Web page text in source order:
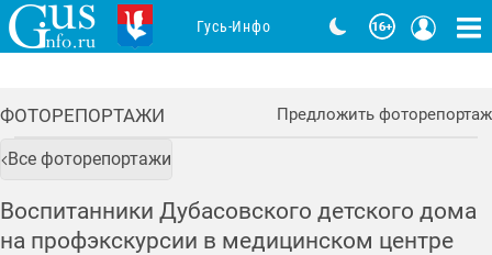
ФОТОРЕПОРТАЖИ Предложить фоторепортаж
Все фоторепортажи
Воспитанники Дубасовского детского дома
на профэкскурсии в медицинском центре
Гусь-Инфо